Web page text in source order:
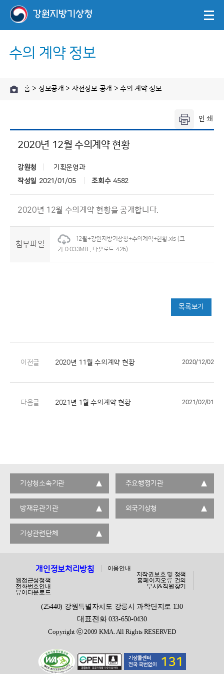
수의 계약 정보
홈 > 정보공개 > 사전정보 공개 > 수의 계약 정보
2020년 12월 수의계약 현황
강원청
기획운영과
작성일 2021/01/05 조회수 4582
2020년 12월 수의계약 현황을 공개합니다.
첨부파일
12월+강원지방기상청+수의계약+현황.xls (크
기:0.033MB , 다운로드:426)
목록보기
이전글 2020년 11월 수의계약 현황 2020/12/02
다음글 2021년 1월 수의계약 현황 2021/02/01
기상청소속기관 주요행정기관
방재유관기관 외국기상청
기상관련단체
개인정보처리방침
이용안내
저작권보호 및 정책
웹접근성정책
홈페이지오류·건의
전화번호안내
부서&직원찾기
뷰어다운로드
(25440) 강원특별자치도 강릉시 과학단지로 130
대표전화033-650-0430
Copyright ⓒ 2009 KMA. All Rights RESERVED